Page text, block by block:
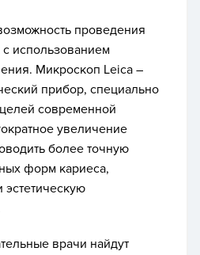
проведения
использованием
Микроскоп Leica –
прибор, специально
современной
увеличение
более точную
форм кариеса,
эстетическую
врачи найдут